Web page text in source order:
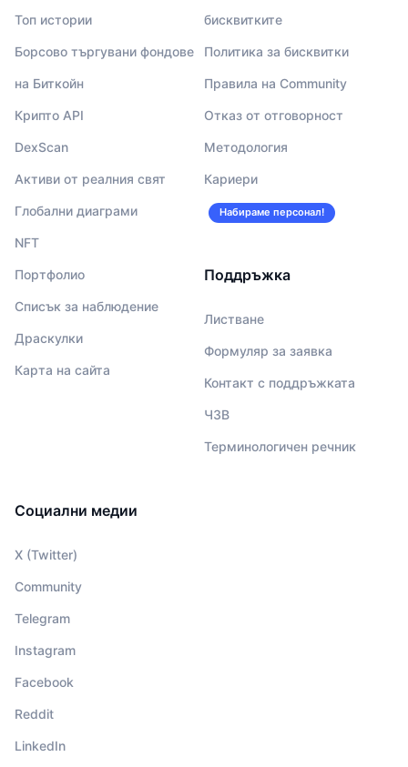
Топ истории
Борсово търгувани фондове
на Биткойн
Крипто API
DexScan
Активи от реалния свят
Глобални диаграми
NFT
Портфолио
Списък за наблюдение
Драскулки
Карта на сайта
бисквитките
Политика за бисквитки
Правила на Community
Отказ от отговорност
Методология
Кариери
Набираме персонал!
Поддръжка
Листване
Формуляр за заявка
Контакт с поддръжката
ЧЗВ
Терминологичен речник
Социални медии
X (Twitter)
Community
Telegram
Instagram
Facebook
Reddit
LinkedIn